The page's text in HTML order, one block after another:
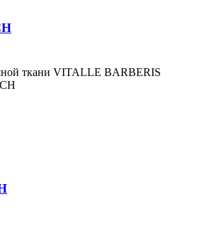
ткани VITALLE BARBERIS